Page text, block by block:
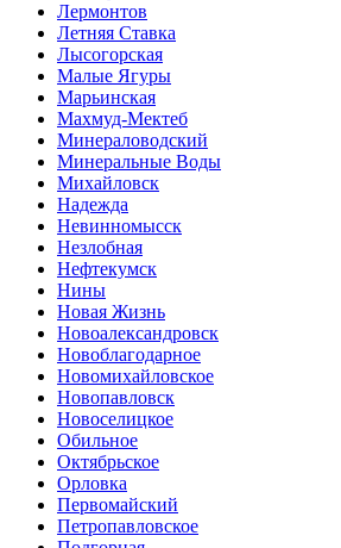
Лермонтов
Летняя Ставка
Лысогорская
Малые Ягуры
Марьинская
Махмуд-Мектеб
Минераловодский
Минеральные Воды
Михайловск
Надежда
Невинномысск
Незлобная
Нефтекумск
Нины
Новая Жизнь
Новоалександровск
Новоблагодарное
Новомихайловское
Новопавловск
Новоселицкое
Обильное
Октябрьское
Орловка
Первомайский
Петропавловское